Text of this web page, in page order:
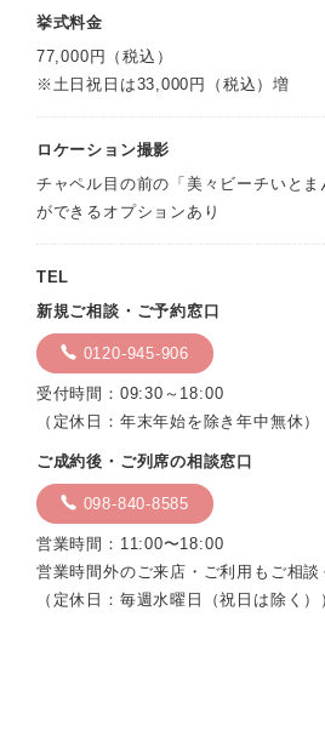
挙式料金
77,000円（税込）
※土日祝日は33,000円（税込）増
ロケーション撮影
チャペル目の前の「美々ビーチいと
ができるオプションあり
TEL
新規ご相談・ご予約窓口
0120-945-906
受付時間：09:30～18:00
（定休日：年末年始を除き年中無休）
ご成約後・ご列席の相談窓口
098-840-8585
営業時間：11:00〜18:00
営業時間外のご来店・ご利用もご相談
（定休日：毎週水曜日（祝日は除く）